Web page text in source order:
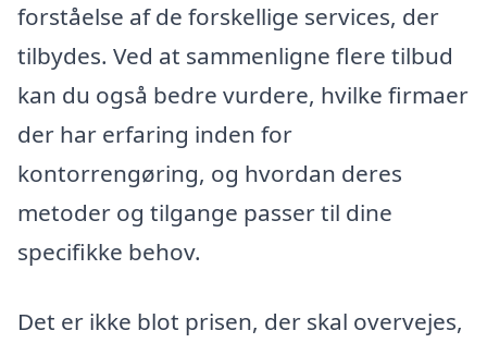
forståelse af de forskellige services, der
tilbydes. Ved at sammenligne flere tilbud
kan du også bedre vurdere, hvilke firmaer
der har erfaring inden for
kontorrengøring, og hvordan deres
metoder og tilgange passer til dine
specifikke behov.
Det er ikke blot prisen, der skal overvejes,